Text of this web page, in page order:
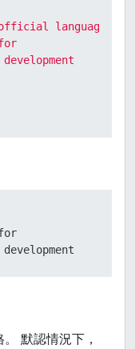
language
for
development
默認情況下，